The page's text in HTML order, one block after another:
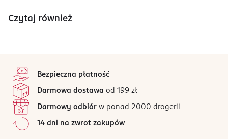
Czytaj również
Bezpieczna płatność
Darmowa dostawa od 199 zł
Darmowy odbiór w ponad 2000 drogerii
14 dni na zwrot zakupów